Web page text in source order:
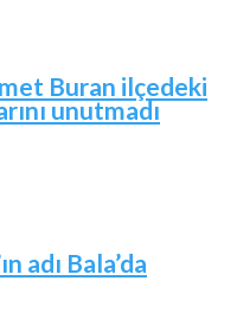
Buran ilçedeki
unutmadı
adı Bala’da